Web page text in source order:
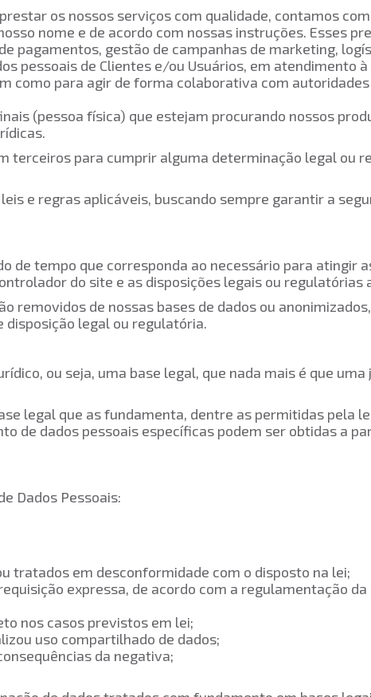
os nossos serviços com qualidade, contamos
nome e de acordo com nossas instruções. Esses
pagamentos, gestão de campanhas de marketing,
pessoais de Clientes e/ou Usuários, em atendimento
como para agir de forma colaborativa com
(pessoa física) que estejam procurando nossos
terceiros para cumprir alguma determinação legal ou
e regras aplicáveis, buscando sempre garantir a
de tempo que corresponda ao necessário para atingir
do site e as disposições legais ou regulatórias
removidos de nossas bases de dados ou
disposição legal ou regulatória.
ou seja, uma base legal, que nada mais é que
legal que as fundamenta, dentre as permitidas pela
de dados pessoais específicas podem ser obtidas a
Dados Pessoais:
tratados em desconformidade com o disposto na lei;
expressa, de acordo com a regulamentação
nos casos previstos em lei;
uso compartilhado de dados;
consequências da negativa;